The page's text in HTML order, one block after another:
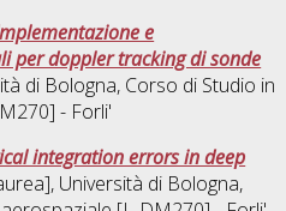
e
per doppler tracking di sonde
di Bologna, Corso di Studio in
- Forli'
integration errors in deep
Università di Bologna,